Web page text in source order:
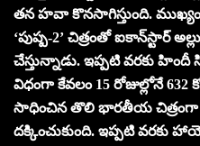
తన హవా కొనసాగిస్తుంది.
‘పుష్ప-2’ చిత్రంతో ఐకాన్‌స్టార్‌
చేస్తున్నాడు. ఇప్పటి వరకు
విధంగా కేవలం 15 రోజుల్లోనే 632
సాధించిన తొలి భారతీయ చిత్రంగా
దక్కించుకుంది. ఇప్పటి వరకు